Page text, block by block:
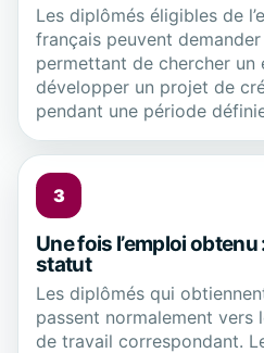
Les diplômés éligibles de
français peuvent
permettant de chercher un
développer un projet de
pendant une période
3
Une fois l’emploi
statut
Les diplômés qui
passent normalement vers
de travail correspondant.